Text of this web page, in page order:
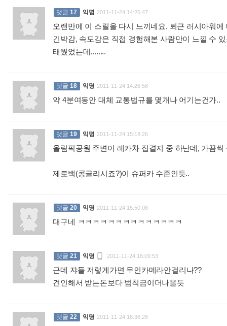
댓글 17 익명 2011-11-24 14:26:47
오랜만에 이 스릴을 다시 느끼네요. 퇴근 러시아워
긴박감, 속도감은 직접 경험해본 사람만이 느낄 수
태웠었는데........
댓글 18 익명 2011-11-24 14:26:58
약 4분여동안 대체 교통법규를 몇개나 어기는건가..
댓글 19 익명 2011-11-24 15:18:26
올림픽공원 주변이 레카차 집결지 중 하난데, 가끔
제로백(콩글리시죠?)이 슈퍼카 수준인듯..
댓글 20 익명 2011-11-24 15:50:08
대구네 ㅋㅋㅋㅋㅋㅋㅋㅋㅋㅋㅋㅋㅋㅋ
댓글 21 익명  2011-11-24 16:09:53
근데 쟈들 저렇게가면 무인카메라안걸리나??
견인해서 받는돈보다 범칙금이더나올듯
댓글 22 익명 2011-11-24 16:36:26